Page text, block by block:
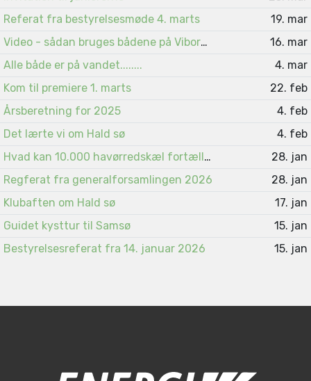
Referat fra bestyrelsesmøde 4. marts
19. mar
Video - sådan bruges bådene på Viborgsøerne
16. mar
Alle både er på vandet........
4. mar
Kom til premiere 1. marts
22. feb
Årsberetning for 2025
4. feb
Det lærte vi om Hald sø
4. feb
Hvad kan 10.000 havørredskæl fortælle ?
28. jan
Regferat fra generalforsamlingen 2026
28. jan
Klubaften om Hald sø
17. jan
Guidet kysttur til Samsø
15. jan
Bestyrelsesreferat fra 14. januar 2026
15. jan